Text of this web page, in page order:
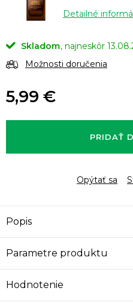
Detailné
Skladom
Možnosti doručenia
5,99 €
cena:
PRIDAŤ
Opýtať sa
Popis
Parametre produktu
Hodnotenie